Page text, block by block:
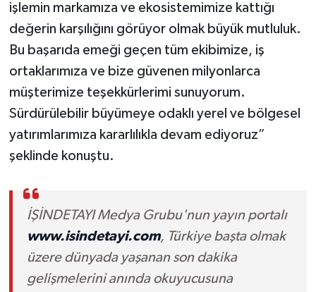
işlemin markamıza ve ekosistemimize kattığı
değerin karşılığını görüyor olmak büyük mutluluk.
Bu başarıda emeği geçen tüm ekibimize, iş
ortaklarımıza ve bize güvenen milyonlarca
müşterimize teşekkürlerimi sunuyorum.
Sürdürülebilir büyümeye odaklı yerel ve bölgesel
yatırımlarımıza kararlılıkla devam ediyoruz”
şeklinde konuştu.
İŞİNDETAYI Medya Grubu'nun yayın portalı
www.isindetayi.com, Türkiye başta olmak
üzere dünyada yaşanan son dakika
gelişmelerini anında okuyucusuna